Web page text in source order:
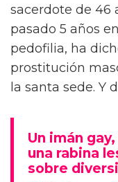
sacerdote de 46
pasado 5 años
pedofilia, ha
prostitución
la santa sede. Y
Un imán
una rabina
sobre